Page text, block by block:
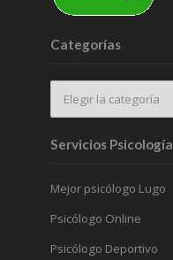
Categorías
Servicios Psicología
Mejor psicólogo Lugo
Psicólogo Online
Psicólogo Deportivo